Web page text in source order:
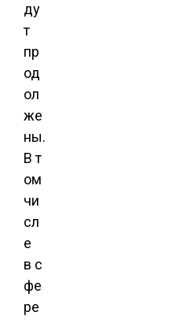
ду
т
пр
од
ол
же
ны.
В т
ом
чи
сл
е
в с
фе
ре